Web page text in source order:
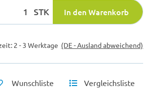
STK In den Warenkorb
2 - 3 Werktage (DE - Ausland abweichend)
Wunschliste Vergleichsliste